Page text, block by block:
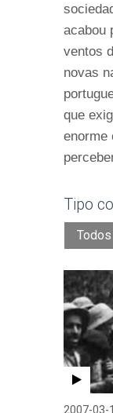
acabou
ventos
novas
que
enorme
Tipo
Todos
2007-03-